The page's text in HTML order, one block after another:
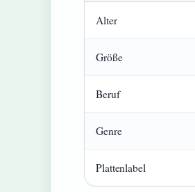
Alter
Größe
Beruf
Genre
Plattenlabel